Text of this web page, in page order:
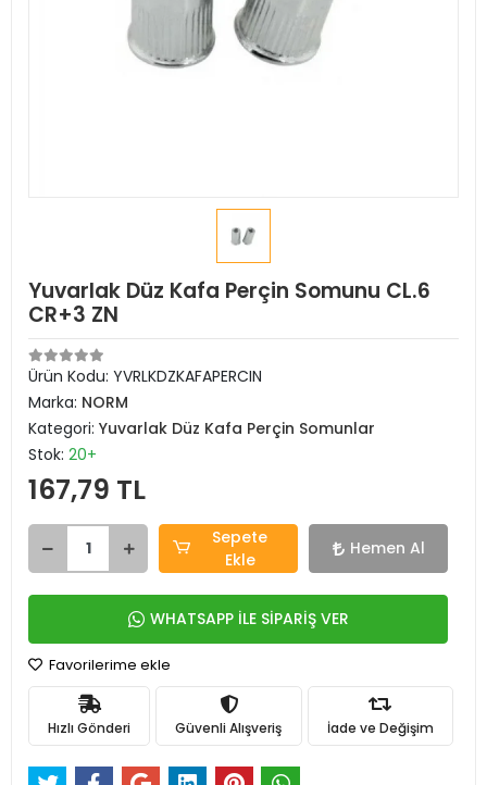
Yuvarlak Düz Kafa Perçin Somunu CL.6
CR+3 ZN
Ürün Kodu: YVRLKDZKAFAPERCIN
Marka: NORM
Kategori: Yuvarlak Düz Kafa Perçin Somunlar
Stok: 20+
167,79 TL
Sepete
Ekle
Hemen Al
WHATSAPP İLE SİPARİŞ VER
Favorilerime ekle
Hızlı Gönderi Güvenli Alışveriş İade ve Değişim